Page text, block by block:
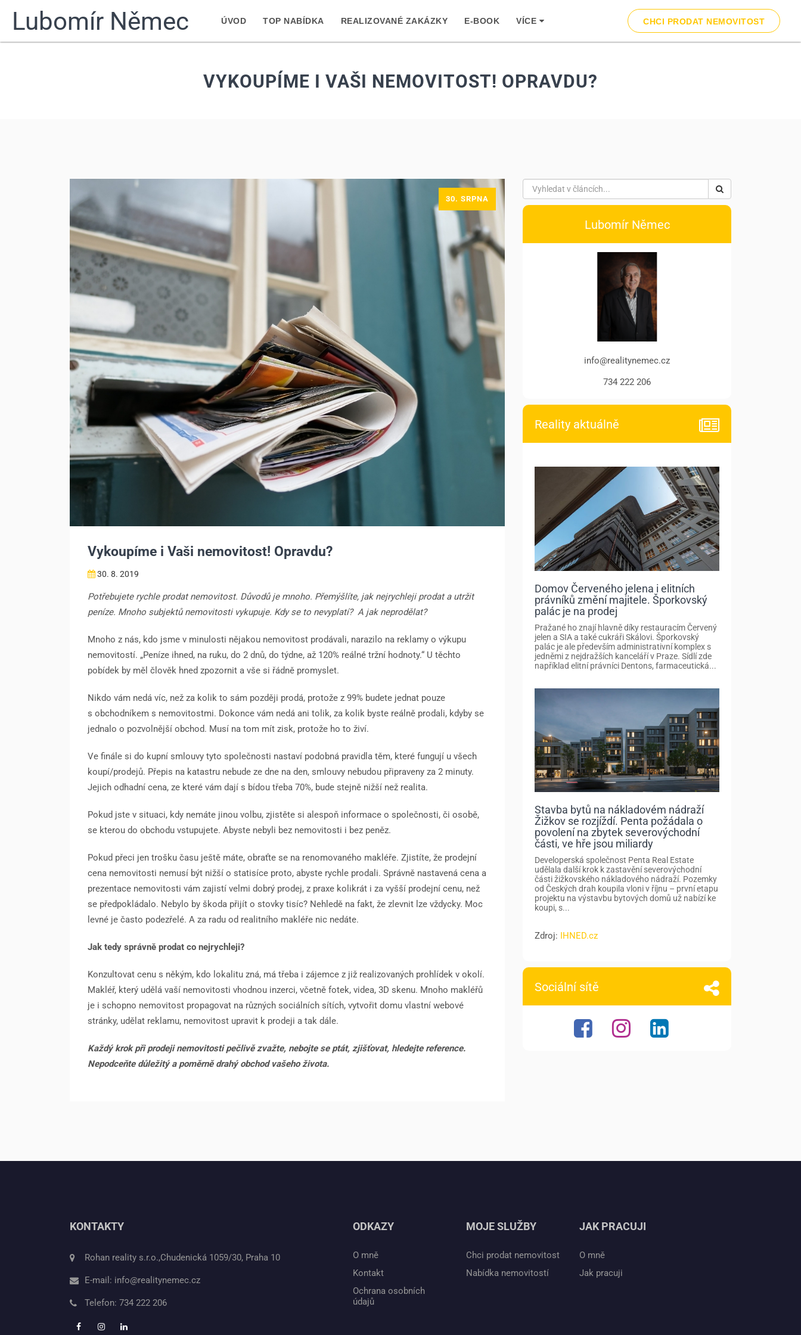
Lubomír Němec ÚVOD TOP NABÍDKA REALIZOVANÉ ZAKÁZKY E-BOOK VÍCE CHCI PRODAT NEMOVITOST
VYKOUPÍME I VAŠI NEMOVITOST! OPRAVDU?
Vykoupíme i Vaši nemovitost! Opravdu?
30. 8. 2019
30. SRPNA
Potřebujete rychle prodat nemovitost. Důvodů je mnoho. Přemýšlíte, jak nejrychleji prodat a utržit
peníze. Mnoho subjektů nemovitosti vykupuje. Kdy se to nevyplatí? A jak neprodělat?
Mnoho z nás, kdo jsme v minulosti nějakou nemovitost prodávali, narazilo na reklamy o výkupu
nemovitostí. „Peníze ihned, na ruku, do 2 dnů, do týdne, až 120% reálné tržní hodnoty.“ U těchto
pobídek by měl člověk hned zpozornit a vše si řádně promyslet.
Nikdo vám nedá víc, než za kolik to sám později prodá, protože z 99% budete jednat pouze
s obchodníkem s nemovitostmi. Dokonce vám nedá ani tolik, za kolik byste reálně prodali, kdyby se
jednalo o pozvolnější obchod. Musí na tom mít zisk, protože ho to živí.
Ve finále si do kupní smlouvy tyto společnosti nastaví podobná pravidla těm, které fungují u všech
koupí/prodejů. Přepis na katastru nebude ze dne na den, smlouvy nebudou připraveny za 2 minuty.
Jejich odhadní cena, ze které vám dají s bídou třeba 70%, bude stejně nižší než realita.
Pokud jste v situaci, kdy nemáte jinou volbu, zjistěte si alespoň informace o společnosti, či osobě,
se kterou do obchodu vstupujete. Abyste nebyli bez nemovitosti i bez peněz.
Pokud přeci jen trošku času ještě máte, obraťte se na renomovaného makléře. Zjistíte, že prodejní
cena nemovitosti nemusí být nižší o statisíce proto, abyste rychle prodali. Správně nastavená cena a
prezentace nemovitosti vám zajistí velmi dobrý prodej, z praxe kolikrát i za vyšší prodejní cenu, než
se předpokládalo. Nebylo by škoda přijít o stovky tisíc? Nehledě na fakt, že zlevnit lze vždycky. Moc
levné je často podezřelé. A za radu od realitního makléře nic nedáte.
Jak tedy správně prodat co nejrychleji?
Konzultovat cenu s někým, kdo lokalitu zná, má třeba i zájemce z již realizovaných prohlídek v okolí.
Makléř, který udělá vaší nemovitosti vhodnou inzerci, včetně fotek, videa, 3D skenu. Mnoho makléřů
je i schopno nemovitost propagovat na různých sociálních sítích, vytvořit domu vlastní webové
stránky, udělat reklamu, nemovitost upravit k prodeji a tak dále.
Každý krok při prodeji nemovitosti pečlivě zvažte, nebojte se ptát, zjišťovat, hledejte reference.
Nepodceňte důležitý a poměrně drahý obchod vašeho života.
Lubomír Němec
info@realitynemec.cz
734 222 206
Reality aktuálně
Domov Červeného jelena i elitních
právníků změní majitele. Šporkovský
palác je na prodej
Pražané ho znají hlavně díky restauracím Červený
jelen a SIA a také cukráři Skálovi. Šporkovský
palác je ale především administrativní komplex s
jedněmi z nejdražších kanceláří v Praze. Sídlí zde
například elitní právníci Dentons, farmaceutická...
Stavba bytů na nákladovém nádraží
Žižkov se rozjíždí. Penta požádala o
povolení na zbytek severovýchodní
části, ve hře jsou miliardy
Developerská společnost Penta Real Estate
udělala další krok k zastavění severovýchodní
části žižkovského nákladového nádraží. Pozemky
od Českých drah koupila vloni v říjnu – první etapu
projektu na výstavbu bytových domů už nabízí ke
koupi, s...
Zdroj: IHNED.cz
Sociální sítě
KONTAKTY
Rohan reality s.r.o.,Chudenická 1059/30, Praha 10
E-mail: info@realitynemec.cz
Telefon: 734 222 206
ODKAZY
O mně
Kontakt
Ochrana osobních
údajů
MOJE SLUŽBY
Chci prodat nemovitost
Nabídka nemovitostí
JAK PRACUJI
O mně
Jak pracuji